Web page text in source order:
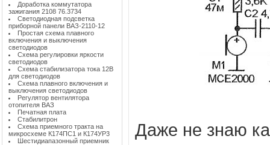
Доработка коммутатора
зажигания 2108 76.3734
Светодиодная подсветка
приборной панели ВАЗ-2110-12
Простая схема плавного
включения и выключения
светодиодов
Схема регулировки яркости
светодиодов
Схема стабилизатора тока 12В
для светодиодов
Схема плавного включения и
выключения светодиодов
Регулятор вентилятора
отопителя ВАЗ
Печатная плата
Стабилитрон
Схема приемного тракта на
микросхеме К174ПС1 и К174УР3
Шестидиапазонный приемник
Даже не знаю